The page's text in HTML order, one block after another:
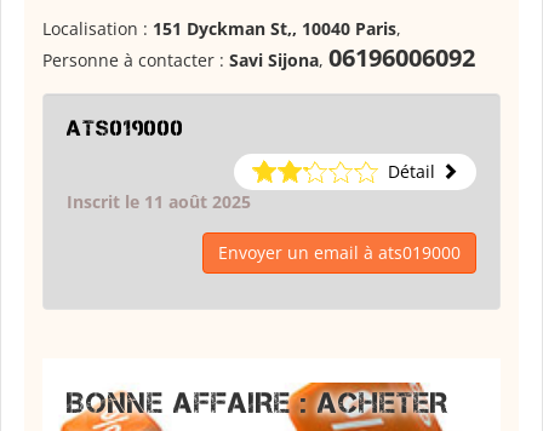
Localisation : 151 Dyckman St,, 10040 Paris,
Personne à contacter : Savi Sijona, 06196006092
ats019000
Détail
Inscrit le 11 août 2025
Envoyer un email à ats019000
BONNE AFFAIRE : ACHETER